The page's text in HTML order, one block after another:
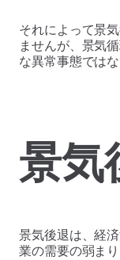
それによって景
ませんが、景気
な異常事態では
景気
景気後退は、経
業の需要の弱ま